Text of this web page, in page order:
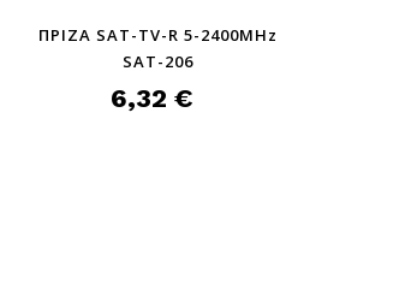
ΠΡΙΖΑ SAT-TV-R 5-2400MHz
SAT-206
6,32 €